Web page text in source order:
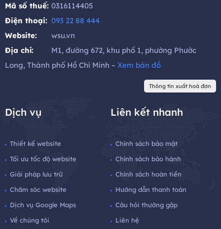
Mã số thuế: 0316114405
Điện thoại: 093 22 88 444
Website:
wsu.vn
Địa chỉ:
M1, đường 672, khu phố 1, phường Phước
Long, Thành phố Hồ Chí Minh – Xem bản đồ
Thông tin xuất hoá đơn
Dịch vụ
Thiết kế website
Tối ưu tốc độ website
Giải pháp lưu trữ
Chăm sóc website
Dịch vụ Google Maps
Về chúng tôi
Liên kết nhanh
Chính sách bảo mật
Chính sách bảo hành
Chính sách hoàn tiền
Hướng dẫn thanh toán
Câu hỏi thường gặp
Liên hệ